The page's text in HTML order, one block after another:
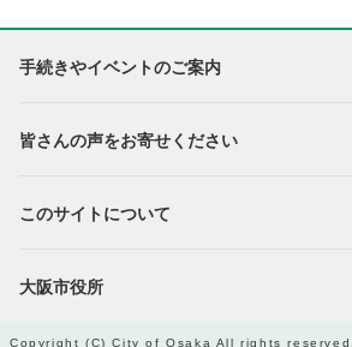
手続きやイベントのご案内
皆さんの声をお寄せください
このサイトについて
大阪市役所
Copyright (C) City of Osaka All rights reserved.